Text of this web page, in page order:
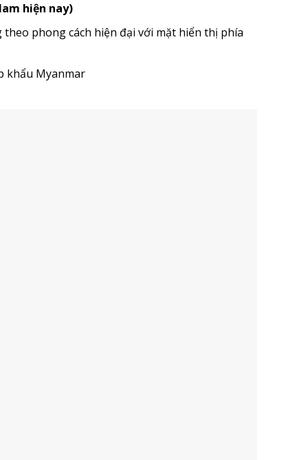
hiện nay)
phong cách hiện đại với mặt hiển thị phía
khẩu Myanmar